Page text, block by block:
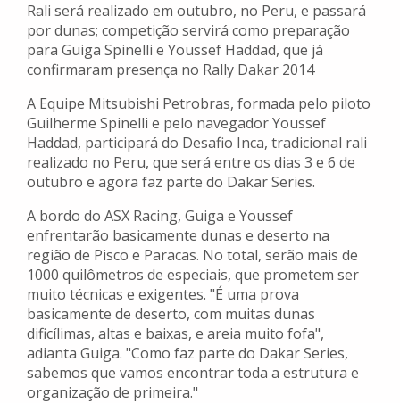
Rali será realizado em outubro, no Peru, e passará
por dunas; competição servirá como preparação
para Guiga Spinelli e Youssef Haddad, que já
confirmaram presença no Rally Dakar 2014
A Equipe Mitsubishi Petrobras, formada pelo piloto
Guilherme Spinelli e pelo navegador Youssef
Haddad, participará do Desafio Inca, tradicional rali
realizado no Peru, que será entre os dias 3 e 6 de
outubro e agora faz parte do Dakar Series.
A bordo do ASX Racing, Guiga e Youssef
enfrentarão basicamente dunas e deserto na
região de Pisco e Paracas. No total, serão mais de
1000 quilômetros de especiais, que prometem ser
muito técnicas e exigentes. "É uma prova
basicamente de deserto, com muitas dunas
dificílimas, altas e baixas, e areia muito fofa",
adianta Guiga. "Como faz parte do Dakar Series,
sabemos que vamos encontrar toda a estrutura e
organização de primeira."